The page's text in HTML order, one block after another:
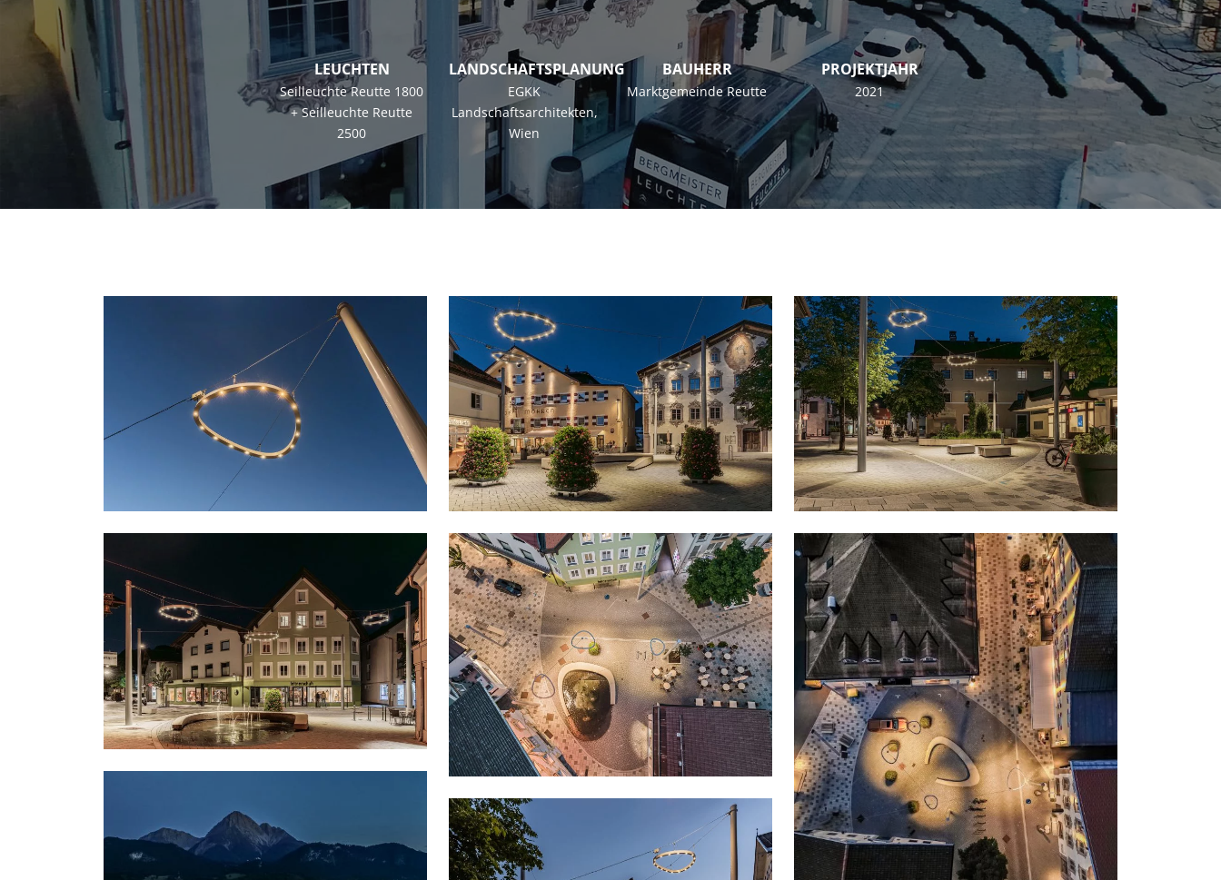
LEUCHTEN
Seilleuchte Reutte 1800
+ Seilleuchte Reutte
2500
LANDSCHAFTSPLANUNG
EGKK
Landschaftsarchitekten,
Wien
BAUHERR
Marktgemeinde Reutte
PROJEKTJAHR
2021